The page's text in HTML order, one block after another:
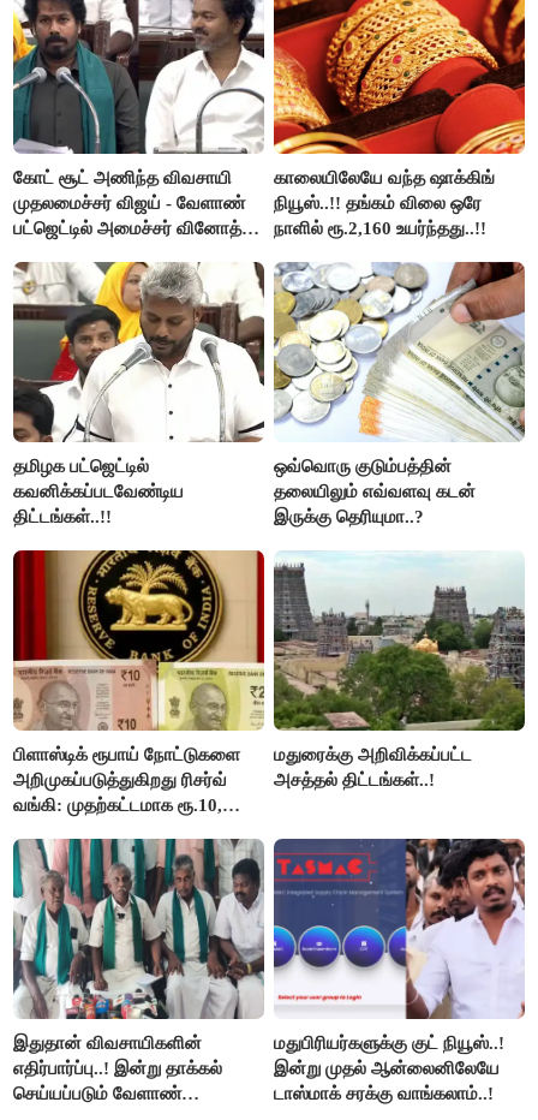
கோட் சூட் அணிந்த விவசாயி
முதலமைச்சர் விஜய் - வேளாண்
பட்ஜெட்டில் அமைச்சர் வினோத்
காலையிலேயே வந்த ஷாக்கிங்
நியூஸ்..!! தங்கம் விலை ஒரே
நாளில் ரூ.2,160 உயர்ந்தது..!!
தமிழக பட்ஜெட்டில்
கவனிக்கப்படவேண்டிய
திட்டங்கள்..!!
ஒவ்வொரு குடும்பத்தின்
தலையிலும் எவ்வளவு கடன்
இருக்கு தெரியுமா..?
பிளாஸ்டிக் ரூபாய் நோட்டுகளை
அறிமுகப்படுத்துகிறது ரிசர்வ்
வங்கி: முதற்கட்டமாக ரூ.10,
மதுரைக்கு அறிவிக்கப்பட்ட
அசத்தல் திட்டங்கள்..!
இதுதான் விவசாயிகளின்
எதிர்பார்ப்பு..! இன்று தாக்கல்
செய்யப்படும் வேளாண்
மதுபிரியர்களுக்கு குட் நியூஸ்..!
இன்று முதல் ஆன்லைனிலேயே
டாஸ்மாக் சரக்கு வாங்கலாம்..!